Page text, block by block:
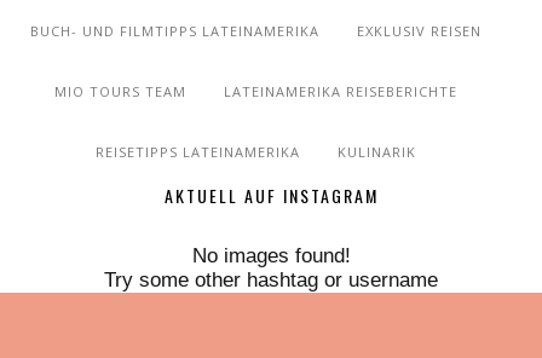
BUCH- UND FILMTIPPS LATEINAMERIKA EXKLUSIV REISEN
MIO TOURS TEAM LATEINAMERIKA REISEBERICHTE
REISETIPPS LATEINAMERIKA KULINARIK
AKTUELL AUF INSTAGRAM
No images found!
Try some other hashtag or username